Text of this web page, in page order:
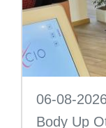
06-08-
Body Up